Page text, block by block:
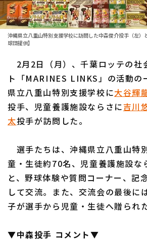
1軍公式戦
ファーム東地区
ファーム中地区
ファーム西地区
交流戦
選手名鑑
選手名鑑トップ
北海道日本ハムファイターズ
東北楽天ゴールデンイーグル
埼玉西武ライオンズ
オリックス・バファローズ
福岡ソフトバンクホークス
ニュース
設定
沖縄県立八重山特別支援学校に訪問した中森俊介投手（左）
球団提供】
2月2日（月）、千葉ロッテの社
ト「MARINES LINKS」の活動の
県立八重山特別支援学校に大谷輝
投手、児童養護施設ならさに吉川
太投手が訪問した。
選手たちは、沖縄県立八重山特
童・生徒約70名、児童養護施設な
と、野球体験や質問コーナー、記
して交流。また、交流会の最後に
子が選手から児童・生徒へ贈られた
▼中森投手 コメント▼